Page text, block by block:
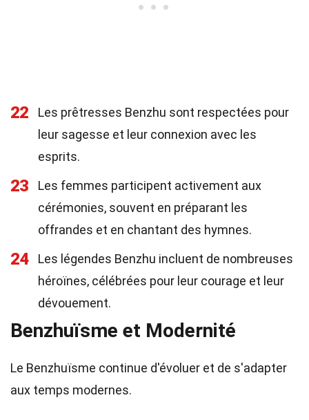
22
Les prêtresses Benzhu sont respectées pour
leur sagesse et leur connexion avec les
esprits.
23
Les femmes participent activement aux
cérémonies, souvent en préparant les
offrandes et en chantant des hymnes.
24
Les légendes Benzhu incluent de nombreuses
héroïnes, célébrées pour leur courage et leur
dévouement.
Benzhuïsme et Modernité
Le Benzhuïsme continue d'évoluer et de s'adapter
aux temps modernes.